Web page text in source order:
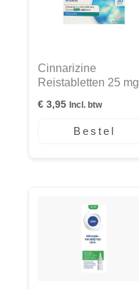
Cinnarizine
Reistabletten 25 mg
€ 3,95 Incl. btw
Bestel